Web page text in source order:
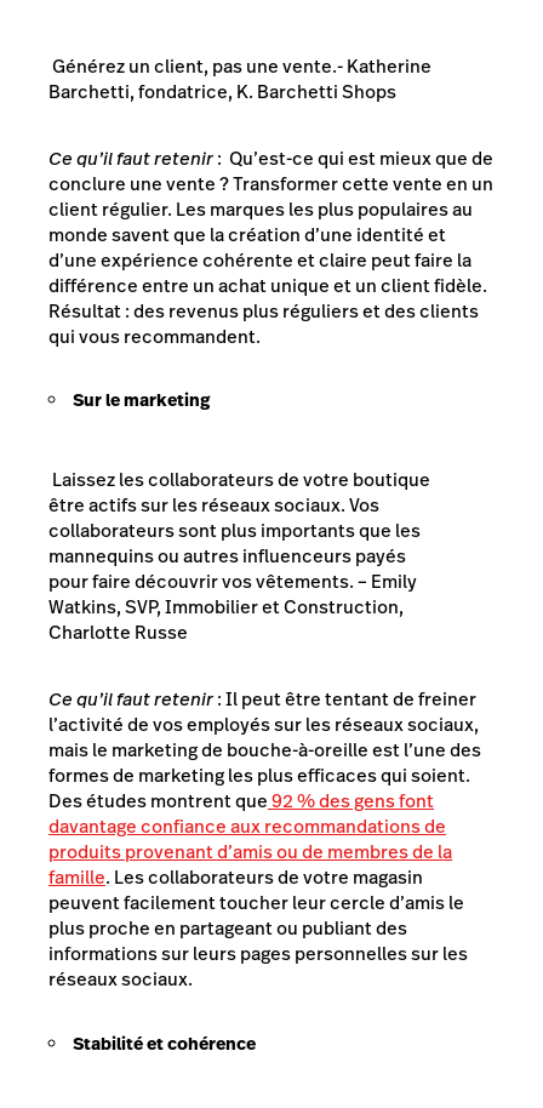
Générez un client, pas une vente.- Katherine
Barchetti, fondatrice, K. Barchetti Shops
Ce qu’il faut retenir: Qu’est-ce qui est mieux que de
conclure une vente ? Transformer cette vente en un
client régulier. Les marques les plus populaires au
monde savent que la création d’une identité et
d’une expérience cohérente et claire peut faire la
différence entre un achat unique et un client fidèle.
Résultat : des revenus plus réguliers et desclients
qui vous recommandent.
Sur le marketing
Laissez les collaborateurs de votre boutique
être actifs sur les réseaux sociaux. Vos
collaborateurs sont plus importants que les
mannequins ou autres influenceurs payés
pour faire découvrir vos vêtements. – Emily
Watkins, SVP, Immobilier et Construction,
Charlotte Russe
Ce qu’il faut retenir: Il peut être tentant de freiner
l’activité de vos employés sur les réseaux sociaux,
mais le marketing de bouche-à-oreille est l’une des
formes de marketing les plus efficaces qui soient.
Des études montrent que92 % des gens font
davantage confiance aux recommandations de
produits provenant d’amis ou de membres de la
famille. Les collaborateurs de votre magasin
peuvent facilement toucher leur cercle d’amis le
plus proche en partageant ou publiant des
informations sur leurs pages personnelles sur les
réseaux sociaux.
Stabilité et cohérence